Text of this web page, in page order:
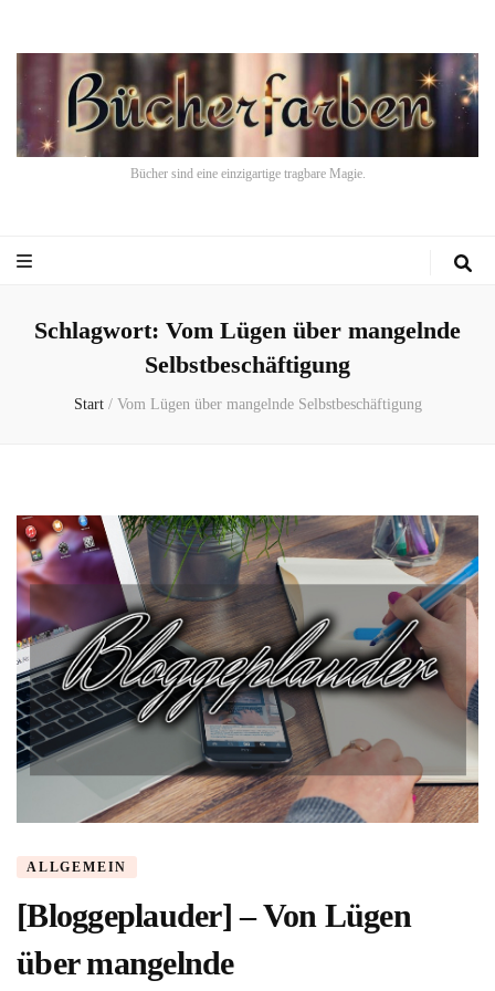
Bücher sind eine einzigartige tragbare Magie.
Schlagwort: Vom Lügen über mangelnde
Selbstbeschäftigung
Start / Vom Lügen über mangelnde Selbstbeschäftigung
ALLGEMEIN
[Bloggeplauder] – Von Lügen
über mangelnde